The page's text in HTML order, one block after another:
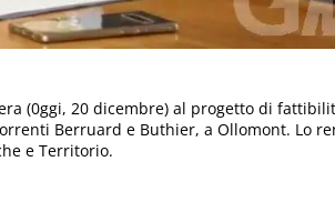
(0ggi, 20 dicembre) al progetto di
Berruard e Buthier, a Ollomont. Lo
e Territorio.